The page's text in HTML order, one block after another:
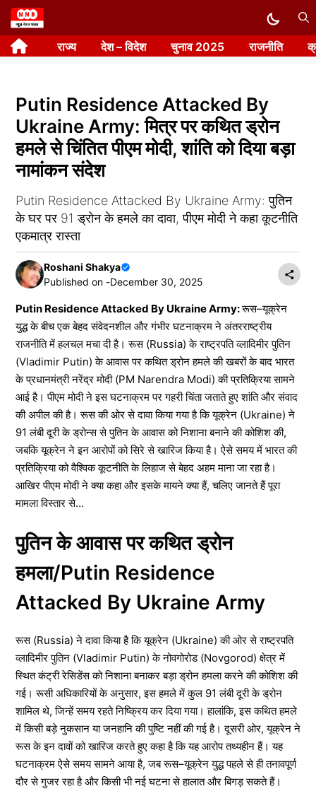
Skip
to
content राज्य देश – विदेश चुनाव 2025 राजनीति
Putin Residence Attacked By
Ukraine Army: मित्र पर कथित ड्रोन
हमले से चिंतित पीएम मोदी, शांति को दिया बड़ा
नामांकन संदेश
Putin Residence Attacked By Ukraine Army: पुतिन
के घर पर 91 ड्रोन के हमले का दावा, पीएम मोदी ने कहा कूटनीति
एकमात्र रास्ता
Roshani Shakya
Published on -December 30, 2025
Putin Residence Attacked By Ukraine Army:रूस–यूक्रेन
युद्ध के बीच एक बेहद संवेदनशील और गंभीर घटनाक्रम ने अंतरराष्ट्रीय
राजनीति में हलचल मचा दी है। रूस (Russia) के राष्ट्रपति व्लादिमीर पुतिन
(Vladimir Putin) के आवास पर कथित ड्रोन हमले की खबरों के बाद भारत
के प्रधानमंत्री नरेंद्र मोदी (PM Narendra Modi) की प्रतिक्रिया सामने
आई है। पीएम मोदी ने इस घटनाक्रम पर गहरी चिंता जताते हुए शांति और संवाद
की अपील की है। रूस की ओर से दावा किया गया है कि यूक्रेन (Ukraine) ने
91 लंबी दूरी के ड्रोन्स से पुतिन के आवास को निशाना बनाने की कोशिश की,
जबकि यूक्रेन ने इन आरोपों को सिरे से खारिज किया है। ऐसे समय में भारत की
प्रतिक्रिया को वैश्विक कूटनीति के लिहाज से बेहद अहम माना जा रहा है।
आखिर पीएम मोदी ने क्या कहा और इसके मायने क्या हैं, चलिए जानते हैं पूरा
मामला विस्तार से…
पुतिन के आवास पर कथित ड्रोन
हमला/Putin Residence
Attacked By Ukraine Army
रूस (Russia) ने दावा किया है कि यूक्रेन (Ukraine) की ओर से राष्ट्रपति
व्लादिमीर पुतिन (Vladimir Putin) के नोवगोरोड (Novgorod) क्षेत्र में
स्थित कंट्री रेसिडेंस को निशाना बनाकर बड़ा ड्रोन हमला करने की कोशिश की
गई। रूसी अधिकारियों के अनुसार, इस हमले में कुल 91 लंबी दूरी के ड्रोन
शामिल थे, जिन्हें समय रहते निष्क्रिय कर दिया गया। हालांकि, इस कथित हमले
में किसी बड़े नुकसान या जनहानि की पुष्टि नहीं की गई है। दूसरी ओर, यूक्रेन ने
रूस के इन दावों को खारिज करते हुए कहा है कि यह आरोप तथ्यहीन हैं। यह
घटनाक्रम ऐसे समय सामने आया है, जब रूस–यूक्रेन युद्ध पहले से ही तनावपूर्ण
दौर से गुजर रहा है और किसी भी नई घटना से हालात और बिगड़ सकते हैं।